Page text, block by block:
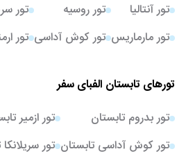
تور آنتالیا
تور مارماریس
تور روسیه
تور کوش آداسی
تور
تور
تورهای تابستان الفبای سفر
تور بدروم تابستان
تور کوش آداسی تابستان
تور ازمیر
تور